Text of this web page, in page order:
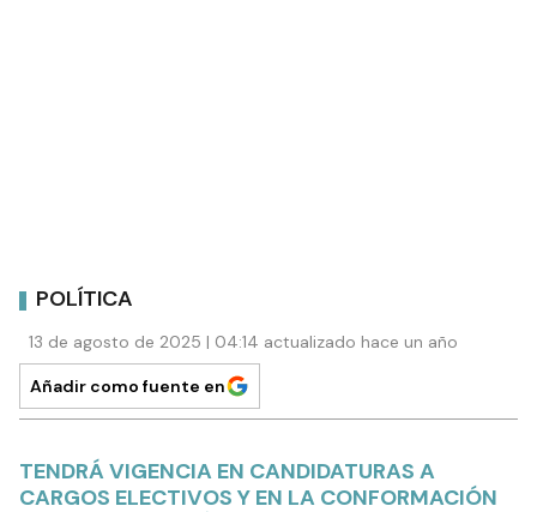
POLÍTICA
13 de agosto de 2025 | 04:14 actualizado hace un año
Añadir como fuente en
TENDRÁ VIGENCIA EN CANDIDATURAS A
CARGOS ELECTIVOS Y EN LA CONFORMACIÓN